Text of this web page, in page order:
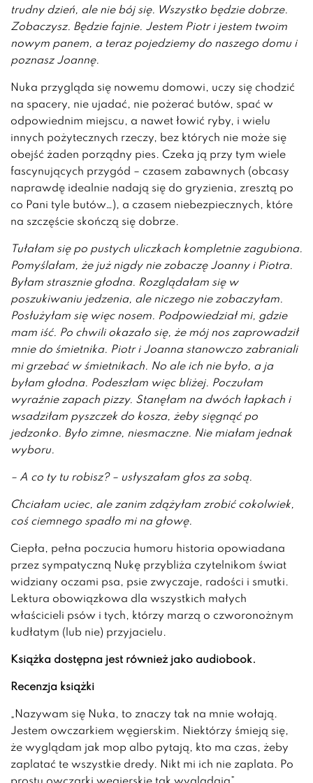
trudny dzień, ale nie bój się. Wszystko będzie dobrze.
Zobaczysz. Będzie fajnie. Jestem Piotr i jestem twoim
nowym panem, a teraz pojedziemy do naszego domu i
poznasz Joannę.
Nuka przygląda się nowemu domowi, uczy się chodzić
na spacery, nie ujadać, nie pożerać butów, spać w
odpowiednim miejscu, a nawet łowić ryby, i wielu
innych pożytecznych rzeczy, bez których nie może się
obejść żaden porządny pies. Czeka ją przy tym wiele
fascynujących przygód – czasem zabawnych (obcasy
naprawdę idealnie nadają się do gryzienia, zresztą po
co Pani tyle butów…), a czasem niebezpiecznych, które
na szczęście skończą się dobrze.
Tułałam się po pustych uliczkach kompletnie zagubiona.
Pomyślałam, że już nigdy nie zobaczę Joanny i Piotra.
Byłam strasznie głodna. Rozglądałam się w
poszukiwaniu jedzenia, ale niczego nie zobaczyłam.
Posłużyłam się więc nosem. Podpowiedział mi, gdzie
mam iść. Po chwili okazało się, że mój nos zaprowadził
mnie do śmietnika. Piotr i Joanna stanowczo zabraniali
mi grzebać w śmietnikach. No ale ich nie było, a ja
byłam głodna. Podeszłam więc bliżej. Poczułam
wyraźnie zapach pizzy. Stanęłam na dwóch łapkach i
wsadziłam pyszczek do kosza, żeby sięgnąć po
jedzonko. Było zimne, niesmaczne. Nie miałam jednak
wyboru.
– A co ty tu robisz? – usłyszałam głos za sobą.
Chciałam uciec, ale zanim zdążyłam zrobić cokolwiek,
coś ciemnego spadło mi na głowę.
Ciepła, pełna poczucia humoru historia opowiadana
przez sympatyczną Nukę przybliża czytelnikom świat
widziany oczami psa, psie zwyczaje, radości i smutki.
Lektura obowiązkowa dla wszystkich małych
właścicieli psów i tych, którzy marzą o czworonożnym
kudłatym (lub nie) przyjacielu.
Książka dostępna jest również jako audiobook.
Recenzja książki
„Nazywam się Nuka, to znaczy tak na mnie wołają.
Jestem owczarkiem węgierskim. Niektórzy śmieją się,
że wyglądam jak mop albo pytają, kto ma czas, żeby
zaplatać te wszystkie dredy. Nikt mi ich nie zaplata. Po